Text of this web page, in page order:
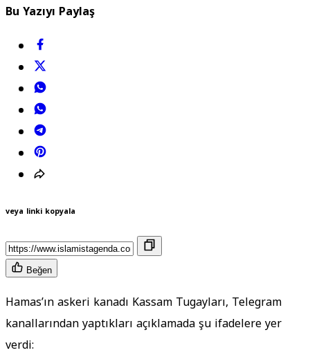
Bu Yazıyı Paylaş
veya linki kopyala
Beğen
Hamas’ın askeri kanadı Kassam Tugayları, Telegram
kanallarından yaptıkları açıklamada şu ifadelere yer
verdi: